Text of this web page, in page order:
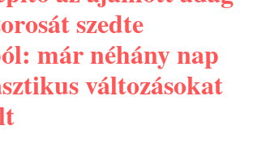
szedte
már néhány nap
változásokat